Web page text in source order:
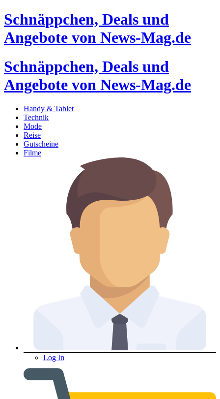
Schnäppchen, Deals und
Angebote von News-Mag.de
Schnäppchen, Deals und
Angebote von News-Mag.de
Handy & Tablet
Technik
Mode
Reise
Gutscheine
Filme
Log In